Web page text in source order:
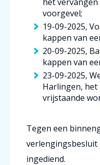
voorgevel;
19-09-2025,
kappen van
20-09-2025,
kappen van
23-09-2025,
Harlingen, het
vrijstaande
Tegen een
verlengingsbesluit
ingediend.